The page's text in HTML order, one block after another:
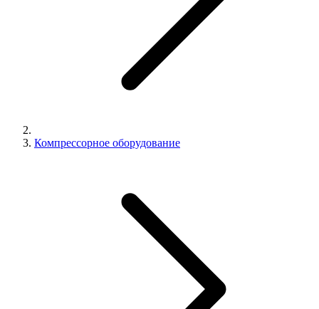
Компрессорное оборудование